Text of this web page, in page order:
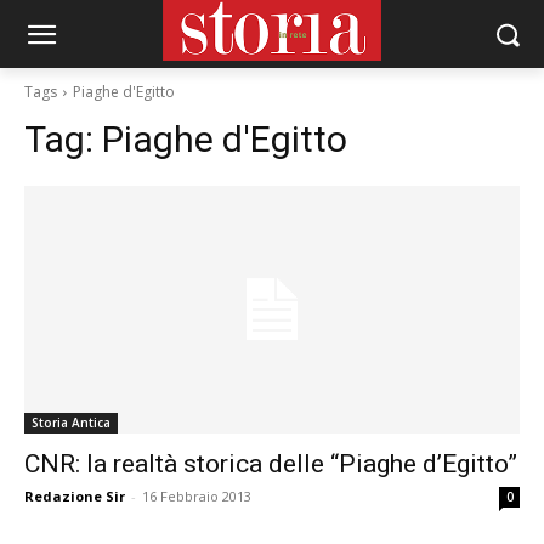
Tags Piaghe d'Egitto
Tag: Piaghe d'Egitto
Storia Antica
CNR: la realtà storica delle “Piaghe d’Egitto”
Redazione Sir - 16 Febbraio 2013 0